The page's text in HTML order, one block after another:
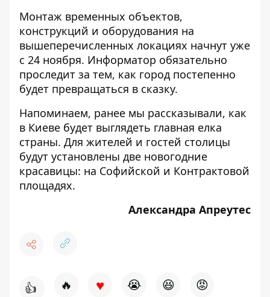
Монтаж временных объектов,
конструкций и оборудования на
вышеперечисленных локациях начнут уже
с 24 ноября. Информатор обязательно
проследит за тем, как город постепенно
будет превращаться в сказку.
Напоминаем, ранее мы рассказывали, как
в Киеве будет выглядеть главная елка
страны. Для жителей и гостей столицы
будут установлены две новогодние
красавицы: на Софийской и Контрактовой
площадях.
Александра Апреутес
👍 🔥 ♥ 😭 😆 😡